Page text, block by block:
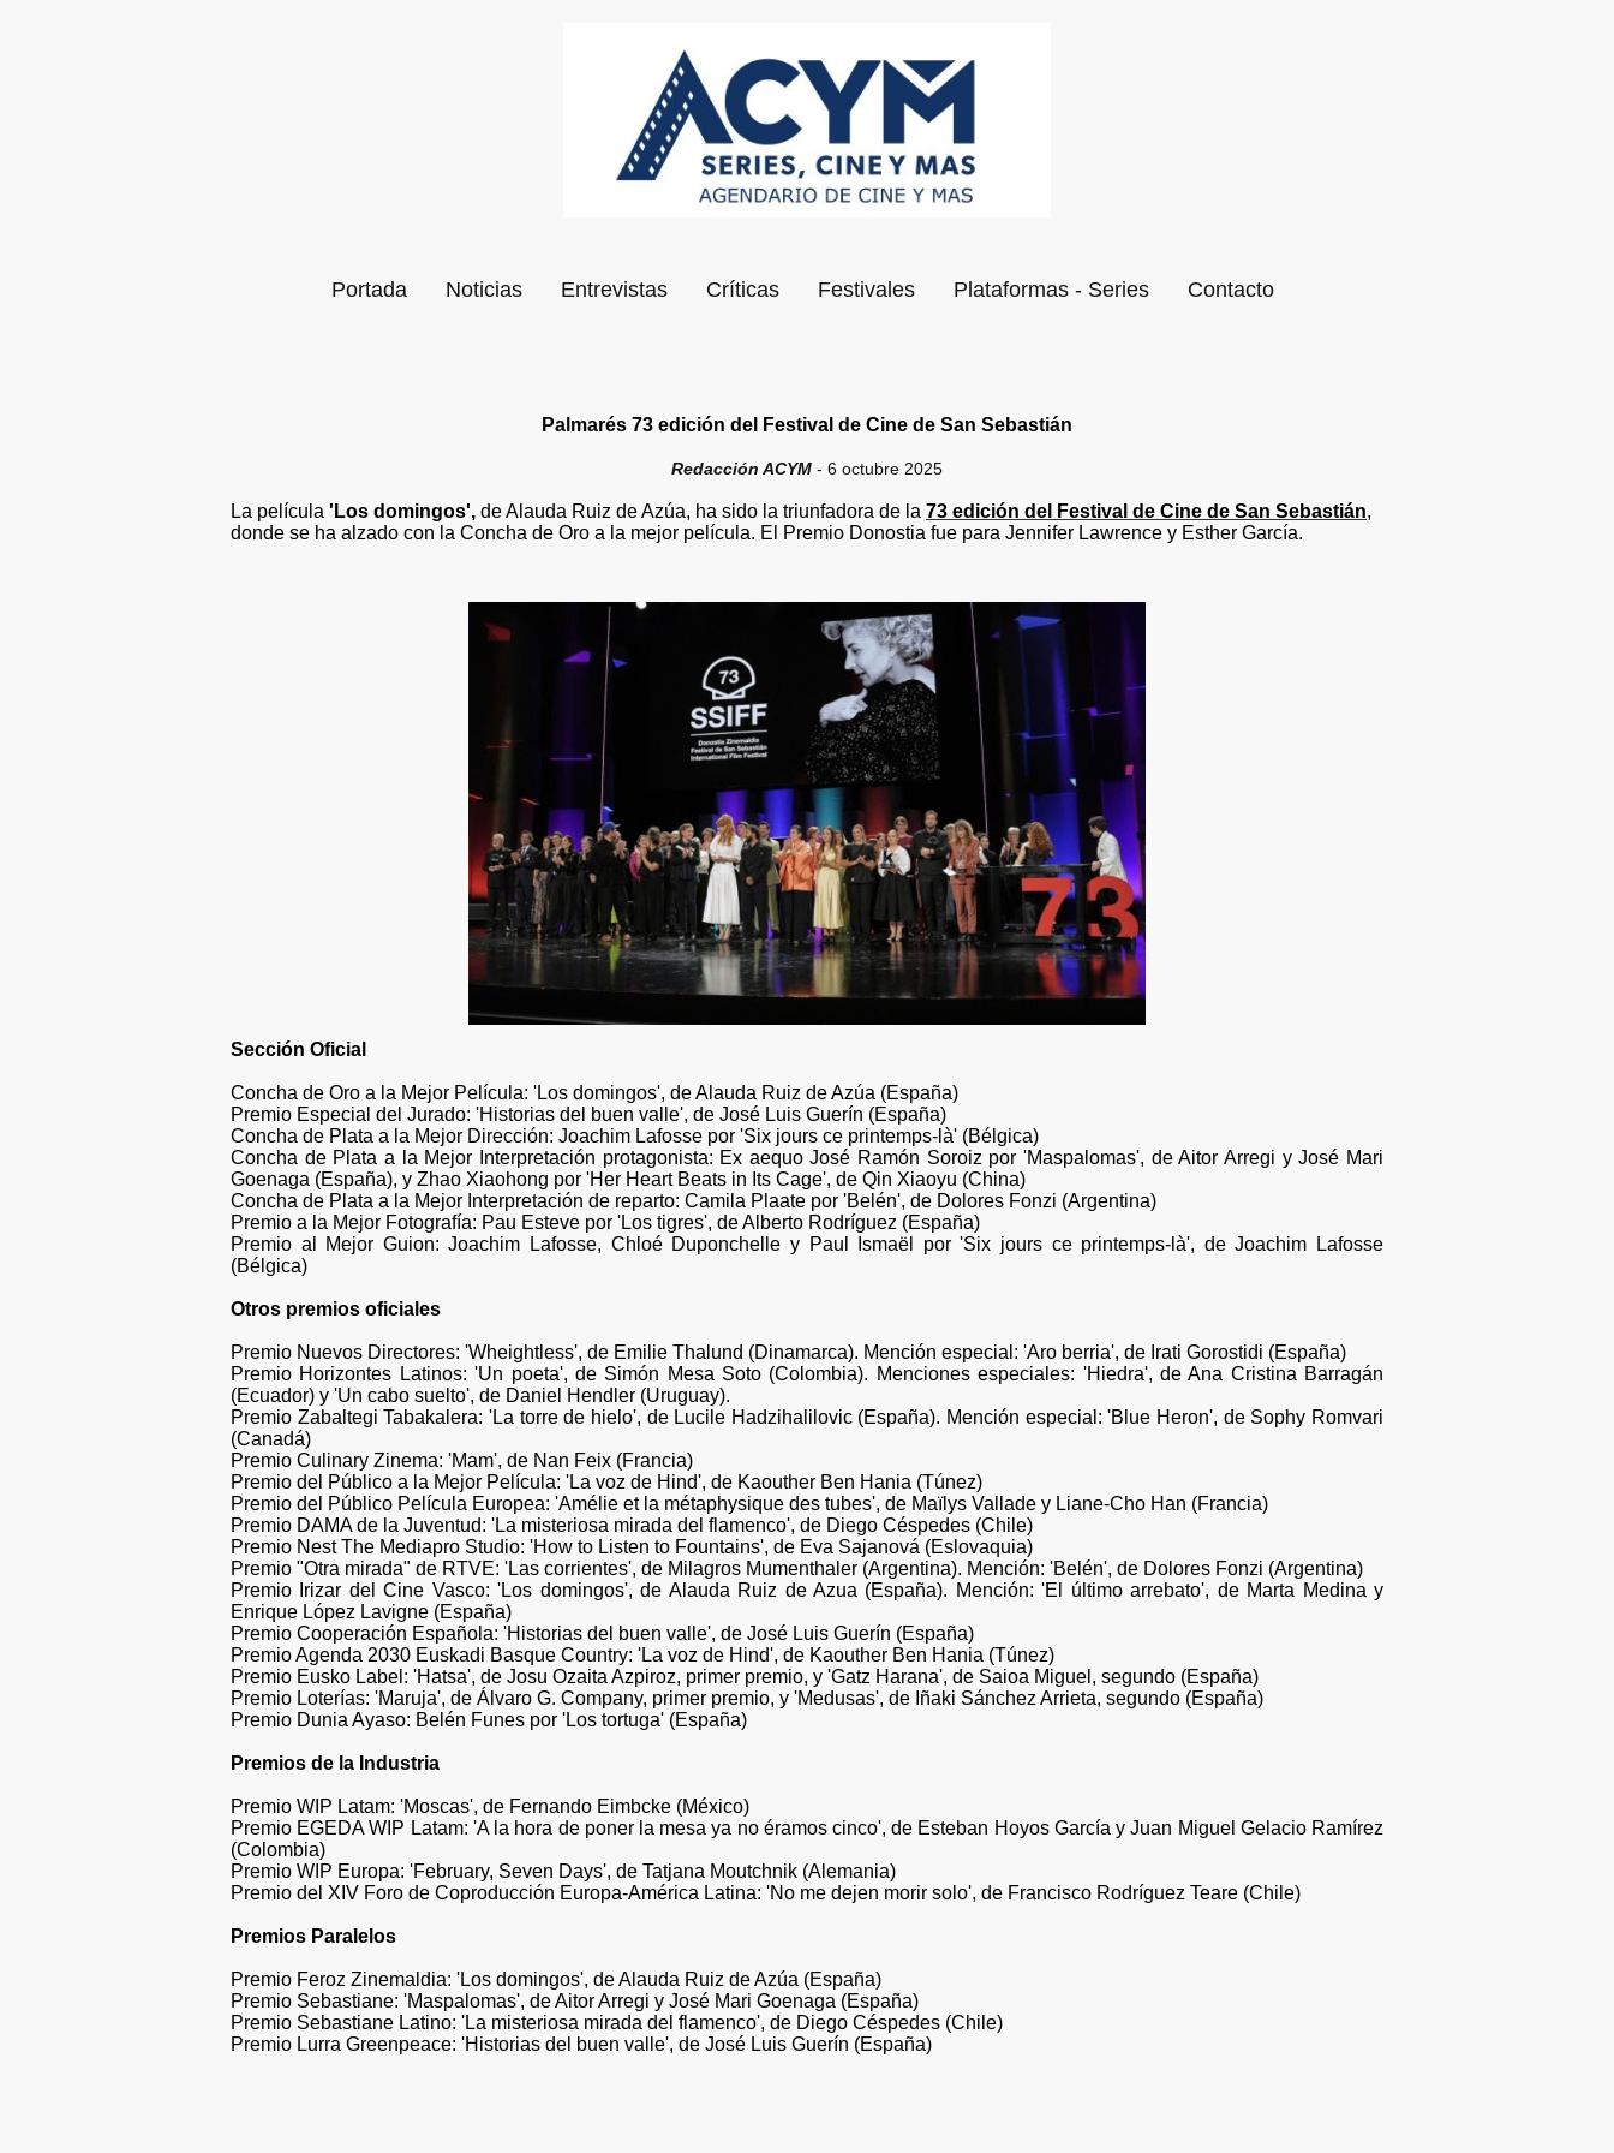
Portada Noticias Entrevistas Críticas Festivales Plataformas - Series Contacto
Palmarés 73 edición del Festival de Cine de San Sebastián
Redacción ACYM - 6 octubre 2025
La película 'Los domingos', de Alauda Ruiz de Azúa, ha sido la triunfadora de la 73 edición del Festival de Cine de San Sebastián,
donde se ha alzado con la Concha de Oro a la mejor película. El Premio Donostia fue para Jennifer Lawrence y Esther García.
Sección Oficial
Concha de Oro a la Mejor Película: 'Los domingos', de Alauda Ruiz de Azúa (España)
Premio Especial del Jurado: 'Historias del buen valle', de José Luis Guerín (España)
Concha de Plata a la Mejor Dirección: Joachim Lafosse por 'Six jours ce printemps-là' (Bélgica)
Concha de Plata a la Mejor Interpretación protagonista: Ex aequo José Ramón Soroiz por 'Maspalomas', de Aitor Arregi y José Mari
Goenaga (España), y Zhao Xiaohong por 'Her Heart Beats in Its Cage', de Qin Xiaoyu (China)
Concha de Plata a la Mejor Interpretación de reparto: Camila Plaate por 'Belén', de Dolores Fonzi (Argentina)
Premio a la Mejor Fotografía: Pau Esteve por 'Los tigres', de Alberto Rodríguez (España)
Premio al Mejor Guion: Joachim Lafosse, Chloé Duponchelle y Paul Ismaël por 'Six jours ce printemps-là', de Joachim Lafosse
(Bélgica)
Otros premios oficiales
Premio Nuevos Directores: 'Wheightless', de Emilie Thalund (Dinamarca). Mención especial: 'Aro berria', de Irati Gorostidi (España)
Premio Horizontes Latinos: 'Un poeta', de Simón Mesa Soto (Colombia). Menciones especiales: 'Hiedra', de Ana Cristina Barragán
(Ecuador) y 'Un cabo suelto', de Daniel Hendler (Uruguay).
Premio Zabaltegi Tabakalera: 'La torre de hielo', de Lucile Hadzihalilovic (España). Mención especial: 'Blue Heron', de Sophy Romvari
(Canadá)
Premio Culinary Zinema: 'Mam', de Nan Feix (Francia)
Premio del Público a la Mejor Película: 'La voz de Hind', de Kaouther Ben Hania (Túnez)
Premio del Público Película Europea: 'Amélie et la métaphysique des tubes', de Maïlys Vallade y Liane-Cho Han (Francia)
Premio DAMA de la Juventud: 'La misteriosa mirada del flamenco', de Diego Céspedes (Chile)
Premio Nest The Mediapro Studio: 'How to Listen to Fountains', de Eva Sajanová (Eslovaquia)
Premio "Otra mirada" de RTVE: 'Las corrientes', de Milagros Mumenthaler (Argentina). Mención: 'Belén', de Dolores Fonzi (Argentina)
Premio Irizar del Cine Vasco: 'Los domingos', de Alauda Ruiz de Azua (España). Mención: 'El último arrebato', de Marta Medina y
Enrique López Lavigne (España)
Premio Cooperación Española: 'Historias del buen valle', de José Luis Guerín (España)
Premio Agenda 2030 Euskadi Basque Country: 'La voz de Hind', de Kaouther Ben Hania (Túnez)
Premio Eusko Label: 'Hatsa', de Josu Ozaita Azpiroz, primer premio, y 'Gatz Harana', de Saioa Miguel, segundo (España)
Premio Loterías: 'Maruja', de Álvaro G. Company, primer premio, y 'Medusas', de Iñaki Sánchez Arrieta, segundo (España)
Premio Dunia Ayaso: Belén Funes por 'Los tortuga' (España)
Premios de la Industria
Premio WIP Latam: 'Moscas', de Fernando Eimbcke (México)
Premio EGEDA WIP Latam: 'A la hora de poner la mesa ya no éramos cinco', de Esteban Hoyos García y Juan Miguel Gelacio Ramírez
(Colombia)
Premio WIP Europa: 'February, Seven Days', de Tatjana Moutchnik (Alemania)
Premio del XIV Foro de Coproducción Europa-América Latina: 'No me dejen morir solo', de Francisco Rodríguez Teare (Chile)
Premios Paralelos
Premio Feroz Zinemaldia: 'Los domingos', de Alauda Ruiz de Azúa (España)
Premio Sebastiane: 'Maspalomas', de Aitor Arregi y José Mari Goenaga (España)
Premio Sebastiane Latino: 'La misteriosa mirada del flamenco', de Diego Céspedes (Chile)
Premio Lurra Greenpeace: 'Historias del buen valle', de José Luis Guerín (España)